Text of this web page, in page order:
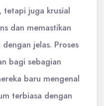
tetapi juga krusial
dan memastikan
jelas. Proses
bagi sebagian
baru mengenal
terbiasa dengan